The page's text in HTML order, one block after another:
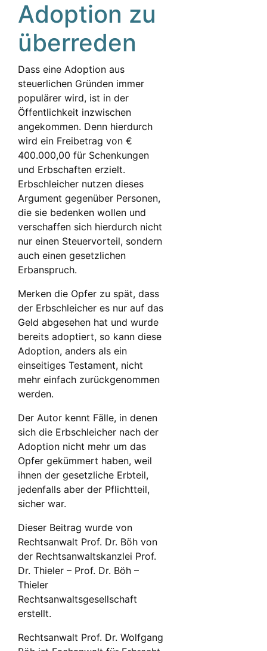
Adoption zu
überreden
Dass eine Adoption aus
steuerlichen Gründen immer
populärer wird, ist in der
Öffentlichkeit inzwischen
angekommen. Denn hierdurch
wird ein Freibetrag von €
400.000,00 für Schenkungen
und Erbschaften erzielt.
Erbschleicher nutzen dieses
Argument gegenüber Personen,
die sie bedenken wollen und
verschaffen sich hierdurch nicht
nur einen Steuervorteil, sondern
auch einen gesetzlichen
Erbanspruch.
Merken die Opfer zu spät, dass
der Erbschleicher es nur auf das
Geld abgesehen hat und wurde
bereits adoptiert, so kann diese
Adoption, anders als ein
einseitiges Testament, nicht
mehr einfach zurückgenommen
werden.
Der Autor kennt Fälle, in denen
sich die Erbschleicher nach der
Adoption nicht mehr um das
Opfer gekümmert haben, weil
ihnen der gesetzliche Erbteil,
jedenfalls aber der Pflichtteil,
sicher war.
Dieser Beitrag wurde von
Rechtsanwalt Prof. Dr. Böh von
der Rechtsanwaltskanzlei Prof.
Dr. Thieler – Prof. Dr. Böh –
Thieler
Rechtsanwaltsgesellschaft
erstellt.
Rechtsanwalt Prof. Dr. Wolfgang